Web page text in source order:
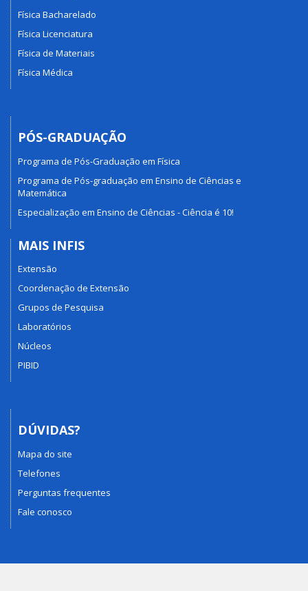
Física Bacharelado
Física Licenciatura
Física de Materiais
Física Médica
PÓS-GRADUAÇÃO
Programa de Pós-Graduação em Física
Programa de Pós-graduação em Ensino de Ciências e
Matemática
Especialização em Ensino de Ciências - Ciência é 10!
MAIS INFIS
Extensão
Coordenação de Extensão
Grupos de Pesquisa
Laboratórios
Núcleos
PIBID
DÚVIDAS?
Mapa do site
Telefones
Perguntas frequentes
Fale conosco